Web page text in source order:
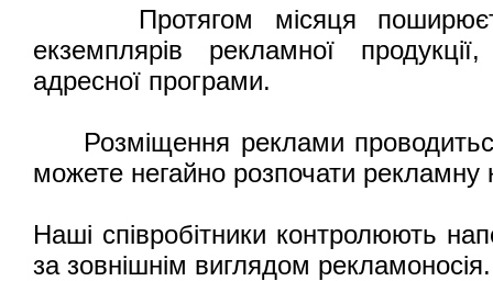
Протягом місяця
екземплярів рекламної
адресної програми.
Розміщення реклами
можете негайно розпочати рекламну
Наші співробітники контролюють
за зовнішнім виглядом рекламоносія.